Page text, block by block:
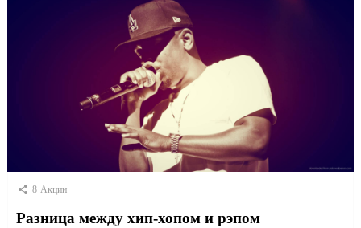
8 Акции
Разница между хип-хопом и рэпом